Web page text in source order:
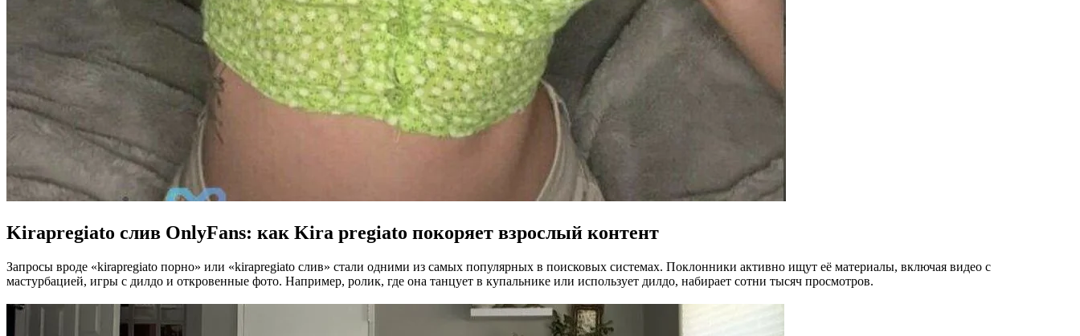
Kirapregiato слив OnlyFans: как Kira pregiato покоряет взрослый контент
Запросы вроде «kirapregiato порно» или «kirapregiato слив» стали одними из самых популярных в поисковых системах. Поклонники активно ищут её материалы, включая видео с
мастурбацией, игры с дилдо и откровенные фото. Например, ролик, где она танцует в купальнике или использует дилдо, набирает сотни тысяч просмотров.